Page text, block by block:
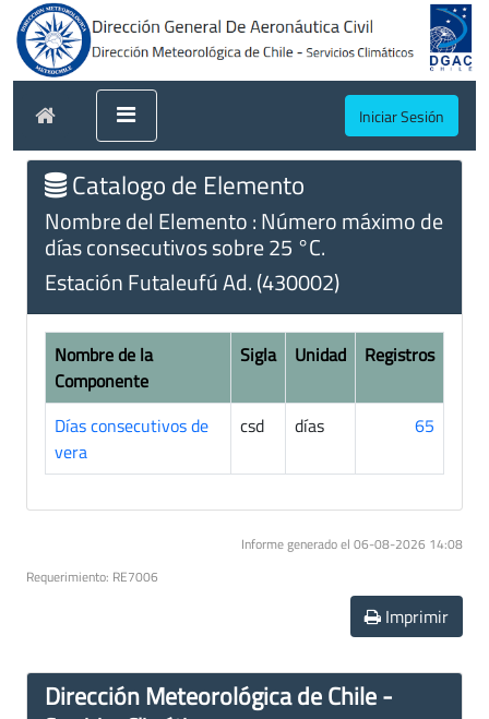
Iniciar Sesión
Catalogo de Elemento
Nombre del Elemento : Número máximo de
días consecutivos sobre 25 °C.
Estación Futaleufú Ad. (430002)
Nombre de la
Componente
Sigla Unidad Registros
Días consecutivos de
vera
csd días 65
Informe generado el 06-08-2026 14:08
Requerimiento: RE7006
Imprimir
Dirección Meteorológica de Chile -